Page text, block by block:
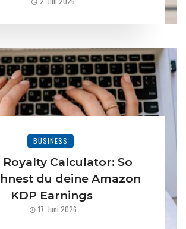
BUSINESS
Royalty Calculator: So
du deine Amazon
KDP Earnings
17. Juni 2026